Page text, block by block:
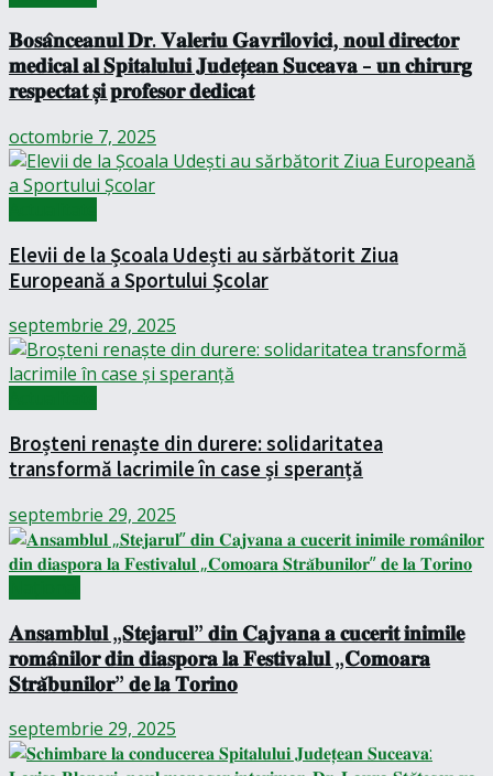
𝐁𝐨𝐬𝐚̂𝐧𝐜𝐞𝐚𝐧𝐮𝐥 𝐃𝐫. 𝐕𝐚𝐥𝐞𝐫𝐢𝐮 𝐆𝐚𝐯𝐫𝐢𝐥𝐨𝐯𝐢𝐜𝐢, 𝐧𝐨𝐮𝐥 𝐝𝐢𝐫𝐞𝐜𝐭𝐨𝐫
𝐦𝐞𝐝𝐢𝐜𝐚𝐥 𝐚𝐥 𝐒𝐩𝐢𝐭𝐚𝐥𝐮𝐥𝐮𝐢 𝐉𝐮𝐝𝐞𝐭̦𝐞𝐚𝐧 𝐒𝐮𝐜𝐞𝐚𝐯𝐚 – 𝐮𝐧 𝐜𝐡𝐢𝐫𝐮𝐫𝐠
𝐫𝐞𝐬𝐩𝐞𝐜𝐭𝐚𝐭 𝐬̦𝐢 𝐩𝐫𝐨𝐟𝐞𝐬𝐨𝐫 𝐝𝐞𝐝𝐢𝐜𝐚𝐭
octombrie 7, 2025
Elevii de la Școala Udești au sărbătorit Ziua
Europeană a Sportului Școlar
septembrie 29, 2025
Broșteni renaște din durere: solidaritatea
transformă lacrimile în case și speranță
septembrie 29, 2025
𝐀𝐧𝐬𝐚𝐦𝐛𝐥𝐮𝐥 „𝐒𝐭𝐞𝐣𝐚𝐫𝐮𝐥” 𝐝𝐢𝐧 𝐂𝐚𝐣𝐯𝐚𝐧𝐚 𝐚 𝐜𝐮𝐜𝐞𝐫𝐢𝐭 𝐢𝐧𝐢𝐦𝐢𝐥𝐞
𝐫𝐨𝐦𝐚̂𝐧𝐢𝐥𝐨𝐫 𝐝𝐢𝐧 𝐝𝐢𝐚𝐬𝐩𝐨𝐫𝐚 𝐥𝐚 𝐅𝐞𝐬𝐭𝐢𝐯𝐚𝐥𝐮𝐥 „𝐂𝐨𝐦𝐨𝐚𝐫𝐚
𝐒𝐭𝐫𝐚̆𝐛𝐮𝐧𝐢𝐥𝐨𝐫” 𝐝𝐞 𝐥𝐚 𝐓𝐨𝐫𝐢𝐧𝐨
septembrie 29, 2025